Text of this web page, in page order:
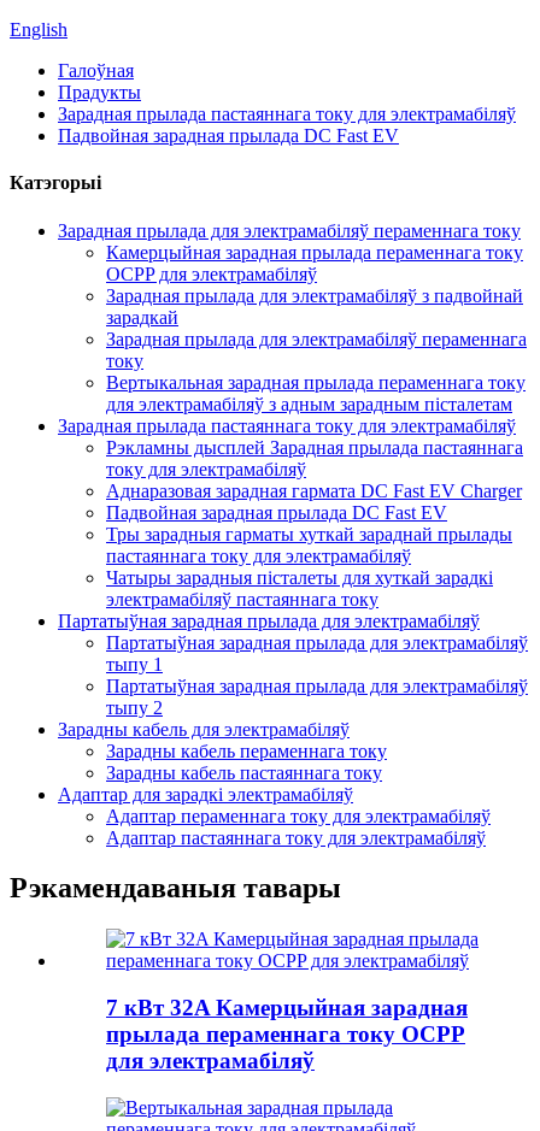
English
Галоўная
Прадукты
Зарадная прылада пастаяннага току для электрамабіляў
Падвойная зарадная прылада DC Fast EV
Катэгорыі
Зарадная прылада для электрамабіляў пераменнага току
Камерцыйная зарадная прылада пераменнага току
OCPP для электрамабіляў
Зарадная прылада для электрамабіляў з падвойнай
зарадкай
Зарадная прылада для электрамабіляў пераменнага
току
Вертыкальная зарадная прылада пераменнага току
для электрамабіляў з адным зарадным пісталетам
Зарадная прылада пастаяннага току для электрамабіляў
Рэкламны дысплей Зарадная прылада пастаяннага
току для электрамабіляў
Аднаразовая зарадная гармата DC Fast EV Charger
Падвойная зарадная прылада DC Fast EV
Тры зарадныя гарматы хуткай зараднай прылады
пастаяннага току для электрамабіляў
Чатыры зарадныя пісталеты для хуткай зарадкі
электрамабіляў пастаяннага току
Партатыўная зарадная прылада для электрамабіляў
Партатыўная зарадная прылада для электрамабіляў
тыпу 1
Партатыўная зарадная прылада для электрамабіляў
тыпу 2
Зарадны кабель для электрамабіляў
Зарадны кабель пераменнага току
Зарадны кабель пастаяннага току
Адаптар для зарадкі электрамабіляў
Адаптар пераменнага току для электрамабіляў
Адаптар пастаяннага току для электрамабіляў
Рэкамендаваныя тавары
7 кВт 32A Камерцыйная зарадная
прылада пераменнага току OCPP
для электрамабіляў